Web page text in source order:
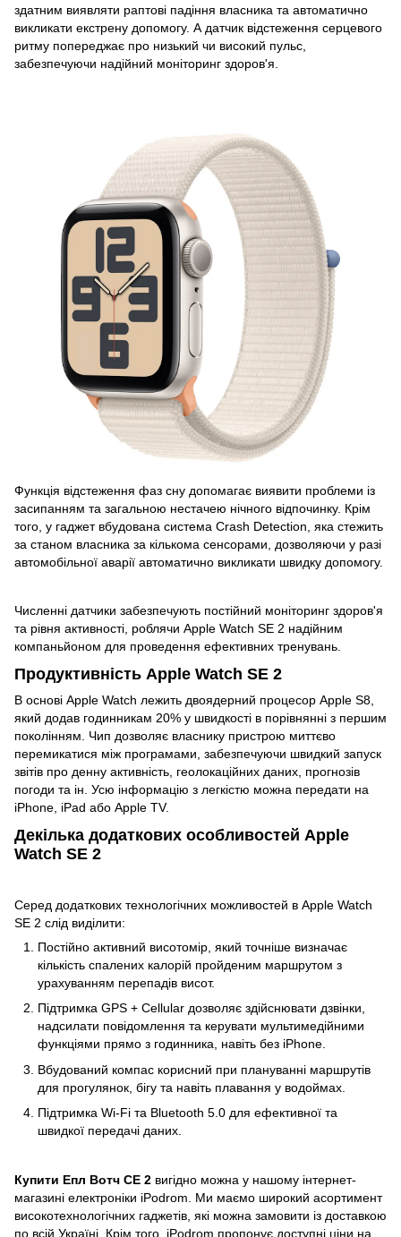
здатним виявляти раптові падіння власника та автоматично
викликати екстрену допомогу. А датчик відстеження серцевого
ритму попереджає про низький чи високий пульс,
забезпечуючи надійний моніторинг здоров'я.
Функція відстеження фаз сну допомагає виявити проблеми із
засипанням та загальною нестачею нічного відпочинку. Крім
того, у гаджет вбудована система Crash Detection, яка стежить
за станом власника за кількома сенсорами, дозволяючи у разі
автомобільної аварії автоматично викликати швидку допомогу.
Численні датчики забезпечують постійний моніторинг здоров'я
та рівня активності, роблячи Apple Watch SE 2 надійним
компаньйоном для проведення ефективних тренувань.
Продуктивність Apple Watch SE 2
В основі Apple Watch лежить двоядерний процесор Apple S8,
який додав годинникам 20% у швидкості в порівнянні з першим
поколінням. Чип дозволяє власнику пристрою миттєво
перемикатися між програмами, забезпечуючи швидкий запуск
звітів про денну активність, геолокаційних даних, прогнозів
погоди та ін. Усю інформацію з легкістю можна передати на
iPhone, iPad або Apple TV.
Декілька додаткових особливостей Apple
Watch SE 2
Серед додаткових технологічних можливостей в Apple Watch
SE 2 слід виділити:
Постійно активний висотомір, який точніше визначає
кількість спалених калорій пройденим маршрутом з
урахуванням перепадів висот.
Підтримка GPS + Cellular дозволяє здійснювати дзвінки,
надсилати повідомлення та керувати мультимедійними
функціями прямо з годинника, навіть без iPhone.
Вбудований компас корисний при плануванні маршрутів
для прогулянок, бігу та навіть плавання у водоймах.
Підтримка Wi-Fi та Bluetooth 5.0 для ефективної та
швидкої передачі даних.
Купити Епл Вотч СЕ 2 вигідно можна у нашому інтернет-
магазині електроніки iPodrom. Ми маємо широкий асортимент
високотехнологічних гаджетів, які можна замовити із доставкою
по всій Україні. Крім того, iPodrom пропонує доступні ціни на